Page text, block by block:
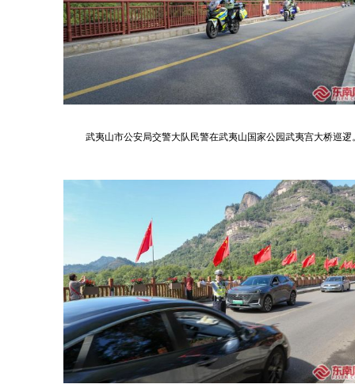
武夷山市公安局交警大队民警在武夷山国家公园武夷宫大桥巡逻